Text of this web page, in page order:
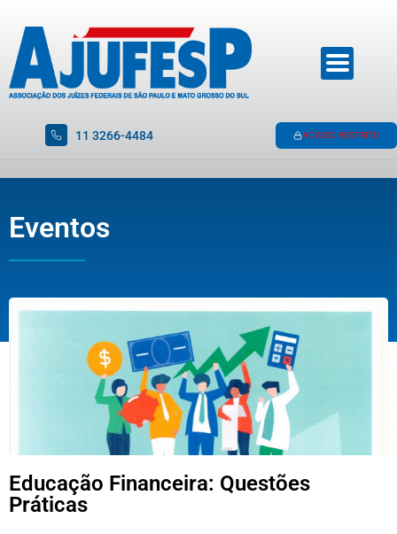
11 3266-4484 ACESSO RESTRITO
Eventos
Educação Financeira: Questões
Práticas